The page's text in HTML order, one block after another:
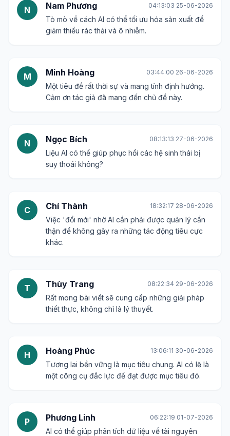
N Nam Phương 04:13:03 25-06-2026
Tò mò về cách AI có thể tối ưu hóa sản xuất để
giảm thiểu rác thải và ô nhiễm.
M Minh Hoàng 03:44:00 26-06-2026
Một tiêu đề rất thời sự và mang tính định hướng.
Cảm ơn tác giả đã mang đến chủ đề này.
N Ngọc Bích 08:13:13 27-06-2026
Liệu AI có thể giúp phục hồi các hệ sinh thái bị
suy thoái không?
C Chí Thành 18:32:17 28-06-2026
Việc 'đổi mới' nhờ AI cần phải được quản lý cẩn
thận để không gây ra những tác động tiêu cực
khác.
T Thùy Trang 08:22:34 29-06-2026
Rất mong bài viết sẽ cung cấp những giải pháp
thiết thực, không chỉ là lý thuyết.
H Hoàng Phúc 13:06:11 30-06-2026
Tương lai bền vững là mục tiêu chung. AI có lẽ là
một công cụ đắc lực để đạt được mục tiêu đó.
P Phương Linh 06:22:19 01-07-2026
AI có thể giúp phân tích dữ liệu về tài nguyên